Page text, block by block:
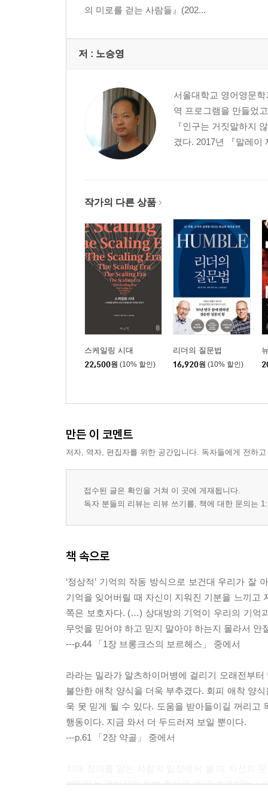
의 미로를 걷는 사람들』(202...
저 : 노승영
서울대학교 영어영문
역 프로그램을 만들었
『인구는 거짓말하지
겼다. 2017년 『말레이
작가의 다른 상품
스케일링 시대
22,500원 (10% 할인)
리더의 질문법
16,920원 (10% 할인)
만든 이 코멘트
저자, 역자, 편집자를 위한 공간입니다. 독자들에게 전하
접수된 글은 확인을 거쳐 이 곳에 게재됩니다.
독자 분들의 리뷰는 리뷰 쓰기를, 책에 대한 문의는
책 속으로
‘정상적’ 기억의 작동 방식으로 보건대 우리가 잘
기억을 잊어버릴 때 자신이 지워진 기분을 느끼고
쪽은 보호자다. (…) 상대방의 기억이 우리의 기억
무엇을 믿어야 하고 믿지 말아야 하는지 몰라서 안
---p.44 「1장 브롱크스의 보르헤스」 중에서
라라는 밀라가 알츠하이머병에 걸리기 오래전부
불안한 애착 양식을 더욱 부추겼다. 회피 애착 양
욱 못 믿게 될 수 있다. 도움을 받아들이길 꺼리고
행동이다. 지금 와서 더 두드러져 보일 뿐이다.
---p.61 「2장 약골」 중에서
개입하는 것이라면 치매 환자의 ‘최고 경영자’는